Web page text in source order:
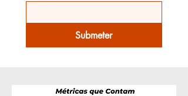
Submeter